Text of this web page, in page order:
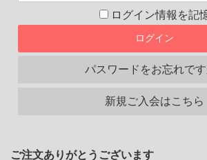
ログイン情報を記
パスワードをお忘れです
新規ご入会はこちら
ご注文ありがとうございます